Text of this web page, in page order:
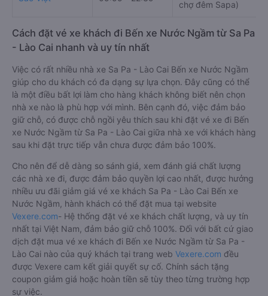
chợ đêm Sapa)
Cách đặt vé xe khách đi Bến xe Nước Ngầm từ Sa Pa
- Lào Cai nhanh và uy tín nhất
Việc có rất nhiều nhà xe Sa Pa - Lào Cai Bến xe Nước Ngầm
giúp cho du khách có đa dạng sự lựa chọn. Đây cũng có thể
là một điều bất lợi làm cho hàng khách không biết nên chọn
nhà xe nào là phù hợp với mình. Bên cạnh đó, việc đảm bảo
giữ chỗ, có được chỗ ngồi yêu thích sau khi đặt vé xe đi Bến
xe Nước Ngầm từ Sa Pa - Lào Cai giữa nhà xe với khách hàng
sau khi đặt trực tiếp vẫn chưa được đảm bảo 100%.
Cho nên để dễ dàng so sánh giá, xem đánh giá chất lượng
các nhà xe đi, được đảm bảo quyền lợi cao nhất, được hưởng
nhiều ưu đãi giảm giá vé xe khách Sa Pa - Lào Cai Bến xe
Nước Ngầm, hành khách có thể đặt mua tại website
Vexere.com- Hệ thống đặt vé xe khách chất lượng, và uy tín
nhất tại Việt Nam, đảm bảo giữ chỗ 100%. Đối với bất cứ giao
dịch đặt mua vé xe khách đi Bến xe Nước Ngầm từ Sa Pa -
Lào Cai nào của quý khách tại trang web Vexere.com đều
được Vexere cam kết giải quyết sự cố. Chính sách tặng
coupon giảm giá hoặc hoàn tiền sẽ tùy theo từng trường hợp
sự việc.